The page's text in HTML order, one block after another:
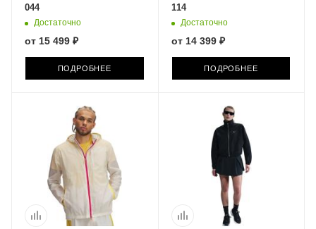
044
Достаточно
от 15 499 ₽
ПОДРОБНЕЕ
114
Достаточно
от 14 399 ₽
ПОДРОБНЕЕ